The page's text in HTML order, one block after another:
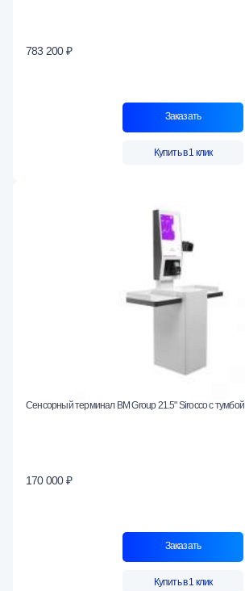
783 200 ₽
Заказать
Купить в 1 клик
Сенсорный терминал BM Group 21.5" Sirocco с тумбой
170 000 ₽
Заказать
Купить в 1 клик